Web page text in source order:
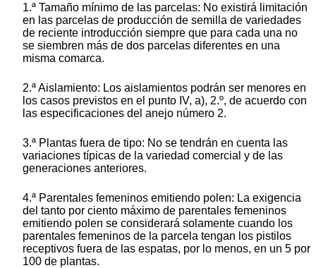
1.ª Tamaño mínimo de las parcelas: No existirá limitación
en las parcelas de producción de semilla de variedades
de reciente introducción siempre que para cada una no
se siembren más de dos parcelas diferentes en una
misma comarca.
2.ª Aislamiento: Los aislamientos podrán ser menores en
los casos previstos en el punto IV, a), 2.º, de acuerdo con
las especificaciones del anejo número 2.
3.ª Plantas fuera de tipo: No se tendrán en cuenta las
variaciones típicas de la variedad comercial y de las
generaciones anteriores.
4.ª Parentales femeninos emitiendo polen: La exigencia
del tanto por ciento máximo de parentales femeninos
emitiendo polen se considerará solamente cuando los
parentales femeninos de la parcela tengan los pistilos
receptivos fuera de las espatas, por lo menos, en un 5 por
100 de plantas.